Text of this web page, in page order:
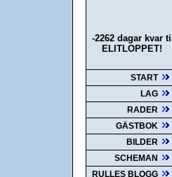
-2262 dagar kvar till
ELITLOPPET!
START
LAG
RADER
GÄSTBOK
BILDER
SCHEMAN
RULLES BLOGG